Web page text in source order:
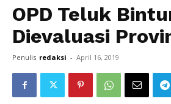
OPD Teluk
Dievaluasi
Penulis redaksi - April 16, 2019